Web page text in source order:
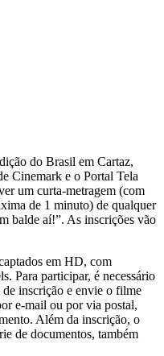
do Brasil em Cartaz,
Cinemark e o Portal Tela
um curta-metragem (com
de 1 minuto) de qualquer
balde aí!”. As inscrições vão
em HD, com
Para participar, é necessário
de inscrição e envie o filme
e-mail ou por via postal,
Além da inscrição, o
de documentos, também